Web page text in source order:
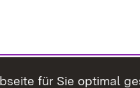
für Sie optimal